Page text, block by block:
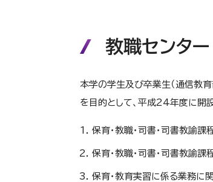
教職センター
本学の学生及び卒業生（通信教
を目的として、平成24年度に開
保育・教職・司書・司書教諭
保育・教職・司書・司書教諭
保育・教育実習に係る業務に